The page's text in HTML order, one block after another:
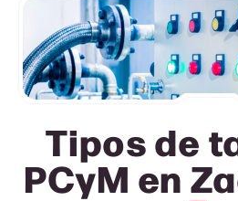
Tipos de
PCyM en